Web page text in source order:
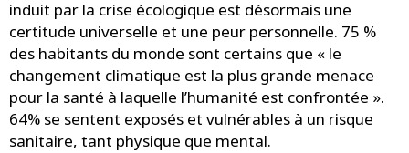
induit par la crise écologique est désormais une
certitude universelle et une peur personnelle. 75 %
des habitants du monde sont certains que « le
changement climatique est la plus grande menace
pour la santé à laquelle l’humanité est confrontée ».
64% se sentent exposés et vulnérables à un risque
sanitaire, tant physique que mental.